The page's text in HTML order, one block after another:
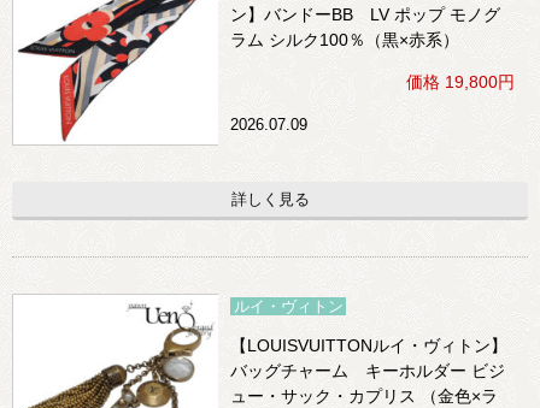
ン】バンドーBB LV ポップ モノグ
ラム シルク100％（黒×赤系）
価格 19,800円
2026.07.09
詳しく見る
ルイ・ヴィトン
【LOUISVUITTONルイ・ヴィトン】
バッグチャーム キーホルダー ビジ
ュー・サック・カプリス （金色×ラ